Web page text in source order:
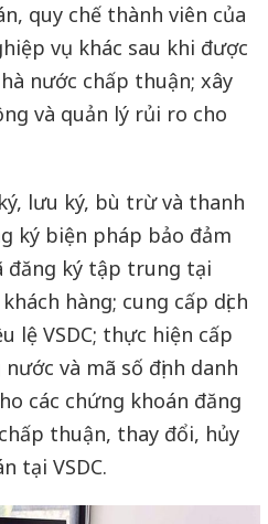
quy chế thành viên của
vụ khác sau khi được
nước chấp thuận; xây
và quản lý rủi ro cho
lưu ký, bù trừ và thanh
ký biện pháp bảo đảm
đăng ký tập trung tại
hàng; cung cấp dịch
lệ VSDC; thực hiện cấp
và mã số định danh
các chứng khoán đăng
thuận, thay đổi, hủy
tại VSDC.